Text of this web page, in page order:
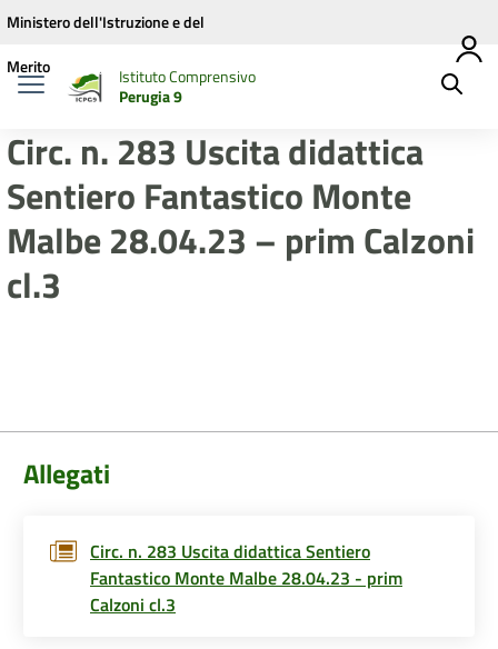
Vai ai contenuti
Vai al menu di navigazione
Vai al footer
Ministero dell'Istruzione e del
Merito
Istituto Comprensivo
Perugia 9
Circ. n. 283 Uscita didattica
Sentiero Fantastico Monte
Malbe 28.04.23 – prim Calzoni
cl.3
Allegati
Circ. n. 283 Uscita didattica Sentiero
Fantastico Monte Malbe 28.04.23 - prim
Calzoni cl.3